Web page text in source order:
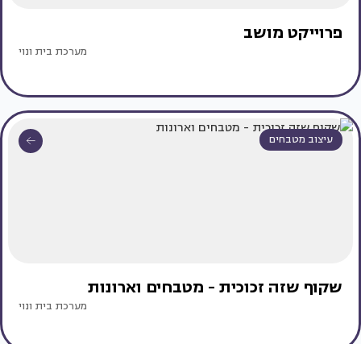
פרוייקט מושב
מערכת בית ונוי
עיצוב מטבחים
שקוף שזה זכוכית - מטבחים וארונות
מערכת בית ונוי